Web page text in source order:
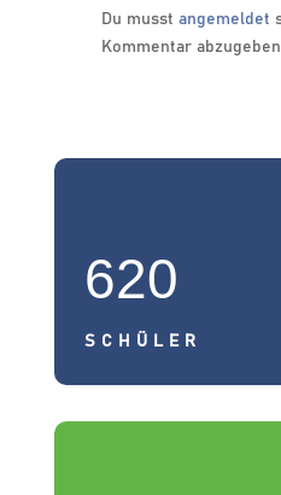
Du musst angemeldet
Kommentar
620
SCHÜLER